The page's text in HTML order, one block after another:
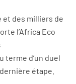
et des milliers de
l’Africa Eco
terme d’un duel
étape.